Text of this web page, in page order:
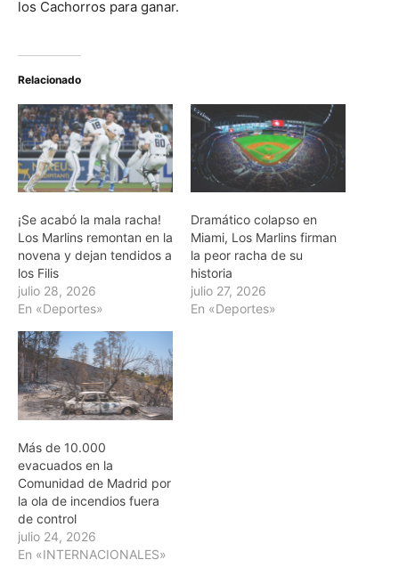
los Cachorros para ganar.
Relacionado
¡Se acabó la mala racha!
Los Marlins remontan en la
novena y dejan tendidos a
los Filis
julio 28, 2026
En «Deportes»
Dramático colapso en
Miami, Los Marlins firman
la peor racha de su
historia
julio 27, 2026
En «Deportes»
Más de 10.000
evacuados en la
Comunidad de Madrid por
la ola de incendios fuera
de control
julio 24, 2026
En «INTERNACIONALES»